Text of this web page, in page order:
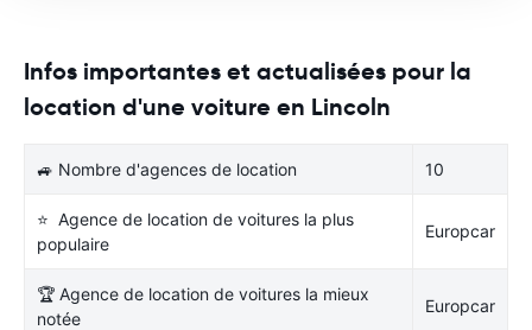
Infos importantes et actualisées pour la
location d'une voiture en Lincoln
🚙 Nombre d'agences de location 10
⭐ Agence de location de voitures la plus
populaire
Europcar
🏆 Agence de location de voitures la mieux
notée
Europcar